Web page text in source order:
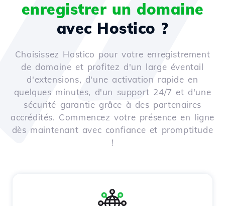
enregistrer un domaine
avec Hostico ?
Choisissez Hostico pour votre enregistrement
de domaine et profitez d'un large éventail
d'extensions, d'une activation rapide en
quelques minutes, d'un support 24/7 et d'une
sécurité garantie grâce à des partenaires
accrédités. Commencez votre présence en ligne
dès maintenant avec confiance et promptitude
!